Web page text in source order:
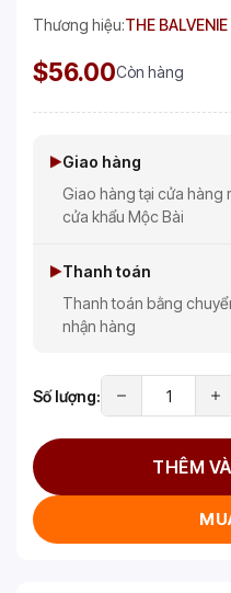
Thương hiệu:THE BALVENIE
$56.00Còn hàng
Giao hàng
Giao hàng tại cửa hàng
cửa khẩu Mộc Bài
Thanh toán
Thanh toán bằng
nhận hàng
Số lượng:
THÊM